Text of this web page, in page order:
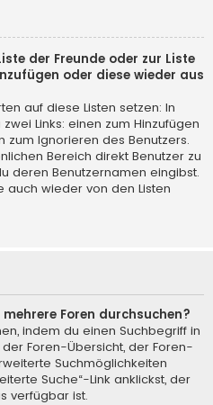
der Freunde oder zur Liste
oder diese wieder aus
auf diese Listen setzen: In
Links: einen zum Hinzufügen
zum Ignorieren des Benutzers.
Bereich direkt Benutzer zu
deren Benutzernamen eingibst.
auch wieder von den Listen
Foren durchsuchen?
indem du einen Suchbegriff in
Foren-Übersicht, der Foren-
Suchmöglichkeiten
Suche“-Link anklickst, der
verfügbar ist.